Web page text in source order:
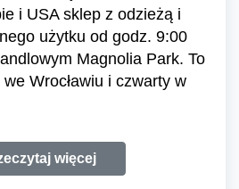
i USA sklep z odzieżą i
użytku od godz. 9:00
Magnolia Park. To
Wrocławiu i czwarty w
więcej